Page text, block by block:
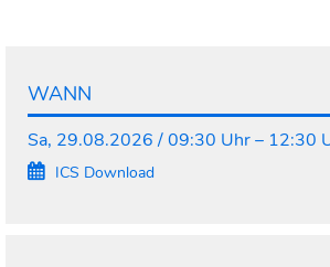
WANN
Sa, 29.08.2026 / 09:30 Uhr – 12:30
ICS Download